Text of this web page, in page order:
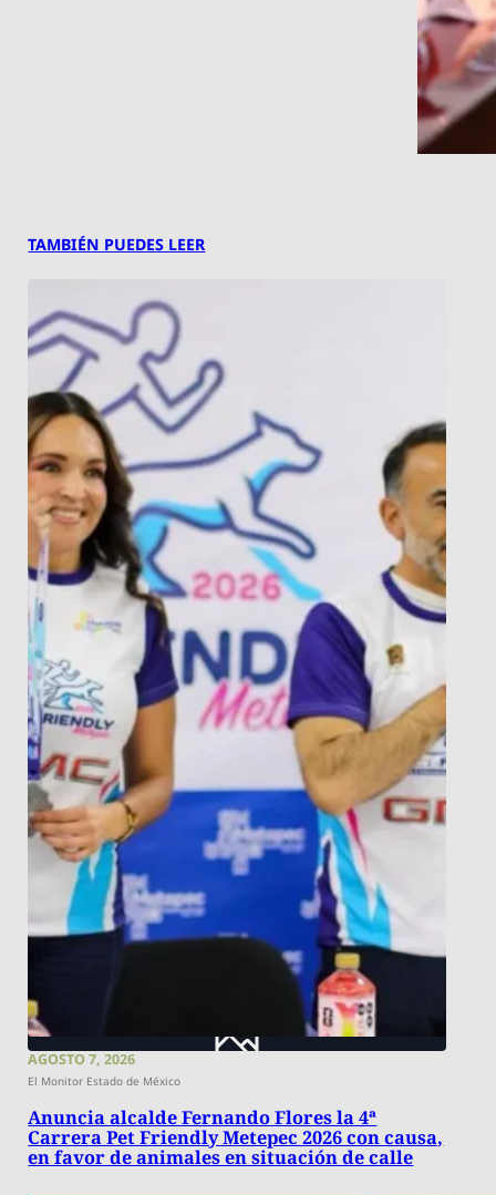
TAMBIÉN PUEDES LEER
AGOSTO 7, 2026
El Monitor Estado de México
Anuncia alcalde Fernando Flores la 4ª
Carrera Pet Friendly Metepec 2026 con causa,
en favor de animales en situación de calle